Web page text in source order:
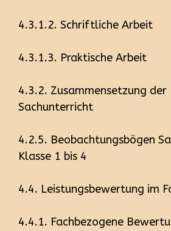
4.3.1.2. Schriftliche Arbeit
4.3.1.3. Praktische Arbeit
4.3.2. Zusammensetzung der
Sachunterricht
4.2.5. Beobachtungsbögen
Klasse 1 bis 4
4.4. Leistungsbewertung im
4.4.1. Fachbezogene